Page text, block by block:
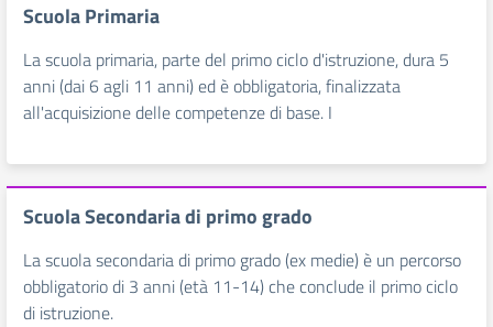
Scuola Primaria
La scuola primaria, parte del primo ciclo d'istruzione, dura 5
anni (dai 6 agli 11 anni) ed è obbligatoria, finalizzata
all'acquisizione delle competenze di base. I
Scuola Secondaria di primo grado
La scuola secondaria di primo grado (ex medie) è un percorso
obbligatorio di 3 anni (età 11-14) che conclude il primo ciclo
di istruzione.